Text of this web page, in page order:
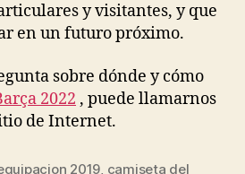
y visitantes, y que
en un futuro próximo.
sobre dónde y cómo
2022 , puede llamarnos
de Internet.
2019 camiseta del